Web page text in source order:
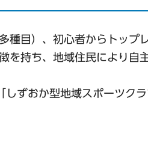
種目）、初心者からトップ
を持ち、地域住民により自
ずおか型地域スポーツク